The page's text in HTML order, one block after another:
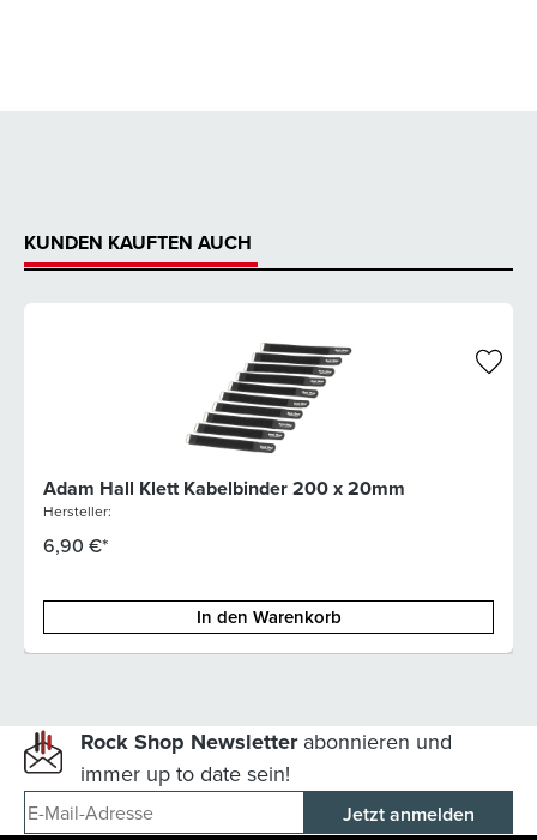
KUNDEN KAUFTEN AUCH
Adam Hall Klett Kabelbinder 200 x 20mm
Hersteller:
6,90 €*
In den Warenkorb
Rock Shop Newsletterabonnieren und
immer up to date sein!
E-Mail-Adresse